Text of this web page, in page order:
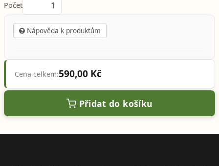
Počet
Nápověda k produktům
Cena celkem:590,00 Kč
Přidat do košíku